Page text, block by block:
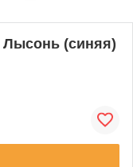
(синяя)